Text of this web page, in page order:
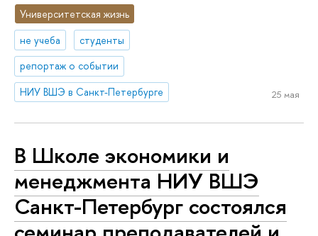
Университетская жизнь
не учеба
студенты
репортаж о событии
НИУ ВШЭ в Санкт-Петербурге
25 мая
В Школе экономики и
менеджмента НИУ ВШЭ
Санкт-Петербург состоялся